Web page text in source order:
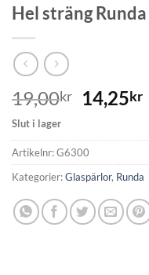
Hel sträng
19,00kr 14,25kr
Slut i lager
Artikelnr:G6300
Kategorier:Glaspärlor, Runda